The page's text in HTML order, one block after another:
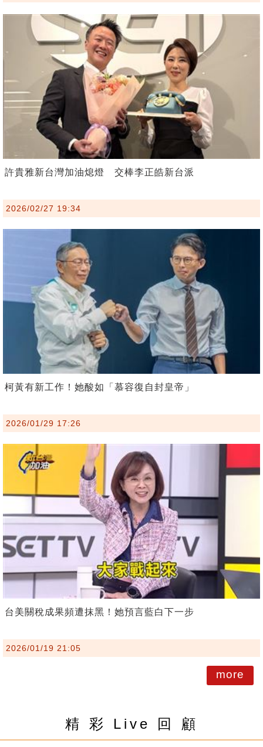
許貴雅新台灣加油熄燈 交棒李正皓新台派
2026/02/27 19:34
柯黃有新工作！她酸如「慕容復自封皇帝」
2026/01/29 17:26
台美關稅成果頻遭抹黑！她預言藍白下一步
2026/01/19 21:05
more
精 彩 Live 回 顧